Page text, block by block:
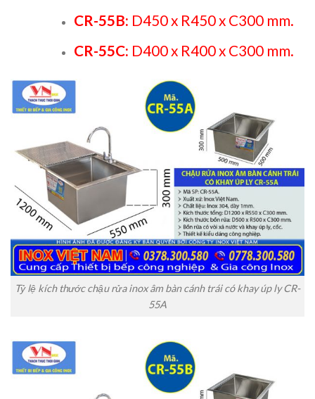
CR-55B: D450 x R450 x C300 mm.
CR-55C: D400 x R400 x C300 mm.
Tỷ lệ kích thước chậu rửa inox âm bàn cánh trái có khay úp ly CR-
55A